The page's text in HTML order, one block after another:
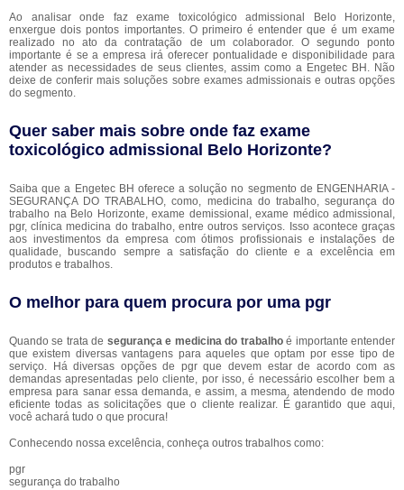
Ao analisar onde faz exame toxicológico admissional Belo Horizonte,
enxergue dois pontos importantes. O primeiro é entender que é um exame
realizado no ato da contratação de um colaborador. O segundo ponto
importante é se a empresa irá oferecer pontualidade e disponibilidade para
atender as necessidades de seus clientes, assim como a Engetec BH. Não
deixe de conferir mais soluções sobre exames admissionais e outras opções
do segmento.
Quer saber mais sobre onde faz exame
toxicológico admissional Belo Horizonte?
Saiba que a Engetec BH oferece a solução no segmento de ENGENHARIA -
SEGURANÇA DO TRABALHO, como, medicina do trabalho, segurança do
trabalho na Belo Horizonte, exame demissional, exame médico admissional,
pgr, clínica medicina do trabalho, entre outros serviços. Isso acontece graças
aos investimentos da empresa com ótimos profissionais e instalações de
qualidade, buscando sempre a satisfação do cliente e a excelência em
produtos e trabalhos.
O melhor para quem procura por uma pgr
Quando se trata de segurança e medicina do trabalhoé importante entender
que existem diversas vantagens para aqueles que optam por esse tipo de
serviço. Há diversas opções de pgr que devem estar de acordo com as
demandas apresentadas pelo cliente, por isso, é necessário escolher bem a
empresa para sanar essa demanda, e assim, a mesma, atendendo de modo
eficiente todas as solicitações que o cliente realizar. É garantido que aqui,
você achará tudo o que procura!
Conhecendo nossa excelência, conheça outros trabalhos como:
pgr
segurança do trabalho